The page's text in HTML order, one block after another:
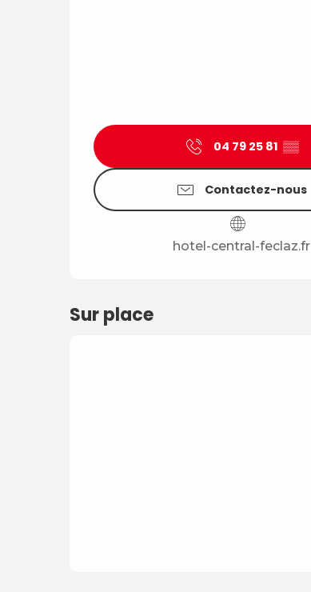
04 79 25 81 ▒▒
Contactez-nous
hotel-central-feclaz.fr
Sur place